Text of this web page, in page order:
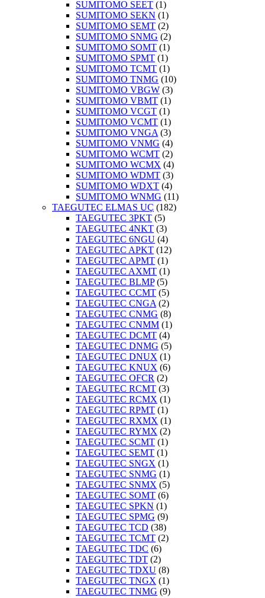
SUMITOMO SEET (1)
SUMITOMO SEKN (1)
SUMITOMO SEMT (2)
SUMITOMO SNMG (2)
SUMITOMO SOMT (1)
SUMITOMO SPMT (1)
SUMITOMO TCMT (1)
SUMITOMO TNMG (10)
SUMITOMO VBGW (3)
SUMITOMO VBMT (1)
SUMITOMO VCGT (1)
SUMITOMO VCMT (1)
SUMITOMO VNGA (3)
SUMITOMO VNMG (4)
SUMITOMO WCMT (2)
SUMITOMO WCMX (4)
SUMITOMO WDMT (3)
SUMITOMO WDXT (4)
SUMITOMO WNMG (11)
TAEGUTEC ELMAS UÇ (182)
TAEGUTEC 3PKT (5)
TAEGUTEC 4NKT (3)
TAEGUTEC 6NGU (4)
TAEGUTEC APKT (12)
TAEGUTEC APMT (1)
TAEGUTEC AXMT (1)
TAEGUTEC BLMP(5)
TAEGUTEC CCMT (5)
TAEGUTEC CNGA (2)
TAEGUTEC CNMG (8)
TAEGUTEC CNMM (1)
TAEGUTEC DCMT (4)
TAEGUTEC DNMG (5)
TAEGUTEC DNUX (1)
TAEGUTEC KNUX (6)
TAEGUTEC OFCR (2)
TAEGUTEC RCMT (3)
TAEGUTEC RCMX (1)
TAEGUTEC RPMT (1)
TAEGUTEC RXMX (1)
TAEGUTEC RYMX (2)
TAEGUTEC SCMT (1)
TAEGUTEC SEMT (1)
TAEGUTEC SNGX (1)
TAEGUTEC SNMG (1)
TAEGUTEC SNMX (5)
TAEGUTEC SOMT (6)
TAEGUTEC SPKN (1)
TAEGUTEC SPMG (9)
TAEGUTEC TCD (38)
TAEGUTEC TCMT (2)
TAEGUTEC TDC (6)
TAEGUTEC TDT (2)
TAEGUTEC TDXU (8)
TAEGUTEC TNGX (1)
TAEGUTEC TNMG (9)